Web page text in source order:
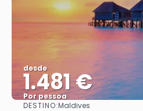
desde
1.481 €
Por pessoa
DESTINO:Maldives